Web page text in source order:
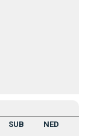
SUB NED